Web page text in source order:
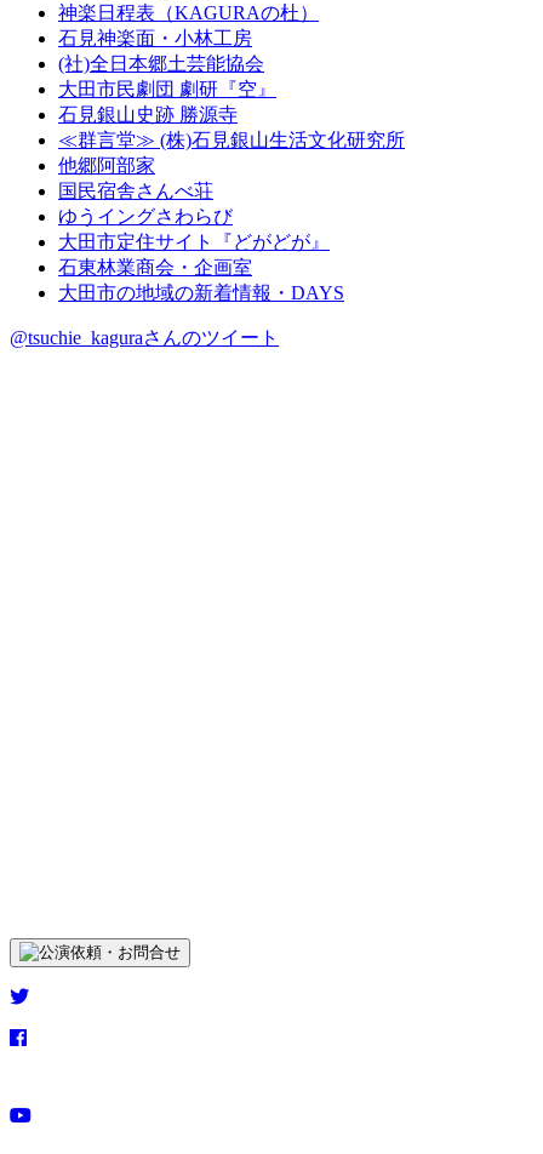
神楽日程表（KAGURAの杜）
石見神楽面・小林工房
(社)全日本郷土芸能協会
大田市民劇団 劇研『空』
石見銀山史跡 勝源寺
≪群言堂≫ (株)石見銀山生活文化研究所
他郷阿部家
国民宿舎さんべ荘
ゆうイングさわらび
大田市定住サイト『どがどが』
石東林業商会・企画室
大田市の地域の新着情報・DAYS
@tsuchie_kaguraさんのツイート